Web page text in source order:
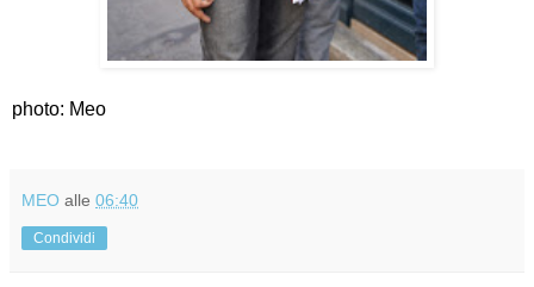
photo: Meo
MEO alle 06:40
Condividi